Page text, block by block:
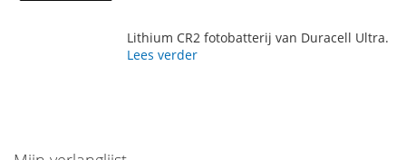
AAN TE
Lithium CR2 fotobatterij van Duracell Ultra.
Lees verder